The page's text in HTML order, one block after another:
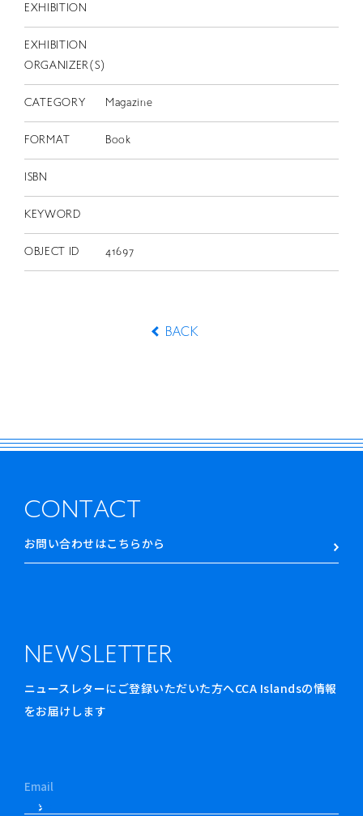
EXHIBITION
EXHIBITION
ORGANIZER(S)
CATEGORY Magazine
FORMAT Book
ISBN
KEYWORD
OBJECT ID 41697
BACK
CONTACT
お問い合わせはこちらから
NEWSLETTER
ニュースレターにご登録いただいた方へCCA Islandsの情報
をお届けします